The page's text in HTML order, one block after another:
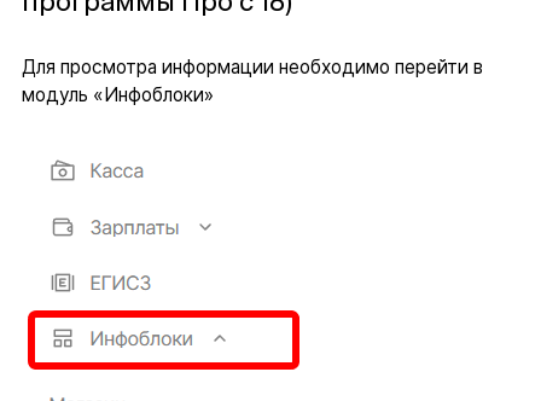
Для просмотра информации необходимо перейти в
модуль «Инфоблоки»